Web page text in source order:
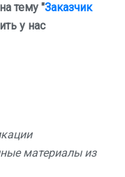
тему "Заказчик
у нас
материалы из